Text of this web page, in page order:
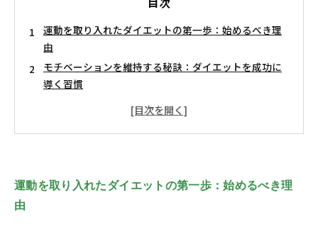
運動を取り入れたダイエットの第一歩：始めるべき理
由
モチベーションを維持する秘訣：ダイエットを成功に
導く習慣
運動を通じて見える変化：ダイエットの成果を実感し
成功のまとめ
運動を取り入れたダイエットの第一歩：始めるべき理
由